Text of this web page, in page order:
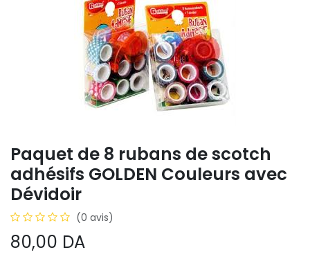
Paquet de 8 rubans de scotch
adhésifs GOLDEN Couleurs avec
Dévidoir
(0 avis)
80,00 DA